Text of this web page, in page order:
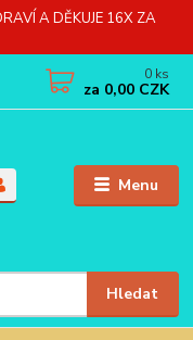
A DĚKUJE 16X ZA
Menu
Hledat
0 ks
za 0,00 CZK